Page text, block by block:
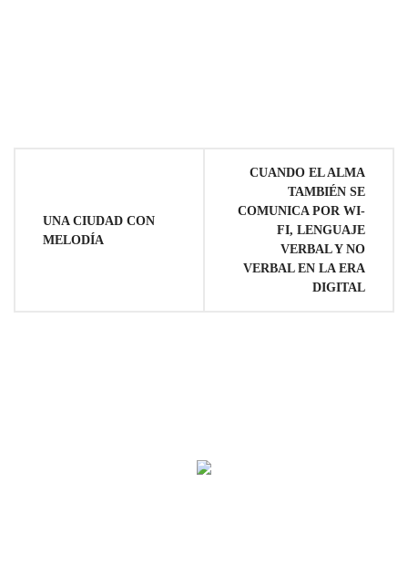
entradas
UNA CIUDAD CON
MELODÍA
CUANDO EL ALMA
TAMBIÉN SE
COMUNICA POR WI-
FI, LENGUAJE
VERBAL Y NO
VERBAL EN LA ERA
DIGITAL